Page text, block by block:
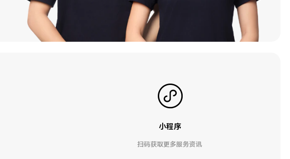
小程序
扫码获取更多服务资讯